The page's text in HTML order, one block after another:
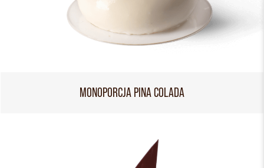
MONOPORCJA PINA COLADA